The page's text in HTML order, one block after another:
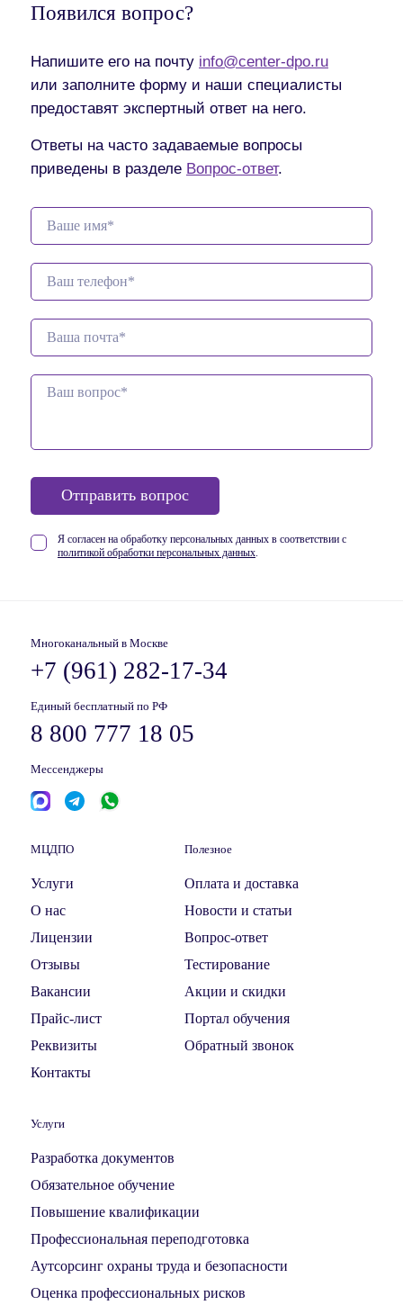
Появился вопрос?
Напишите его на почту info@center-dpo.ru
или заполните форму и наши специалисты
предоставят экспертный ответ на него.
Ответы на часто задаваемые вопросы
приведены в разделе Вопрос-ответ.
Отправить вопрос
Я согласен на обработку персональных данных в соответствии с
политикой обработки персональных данных
Многоканальный в Москве
+7 (961) 282-17-34
Единый бесплатный по РФ
8 800 777 18 05
Мессенджеры
МЦДПО
Услуги
О нас
Лицензии
Отзывы
Вакансии
Прайс-лист
Реквизиты
Контакты
Полезное
Оплата и доставка
Новости и статьи
Вопрос-ответ
Тестирование
Акции и скидки
Портал обучения
Обратный звонок
Услуги
Разработка документов
Обязательное обучение
Повышение квалификации
Профессиональная переподготовка
Аутсорсинг охраны труда и безопасности
Оценка профессиональных рисков